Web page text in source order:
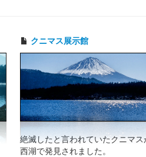
クニマス展示館
絶滅したと言われていたクニマ
西湖で発見されました。